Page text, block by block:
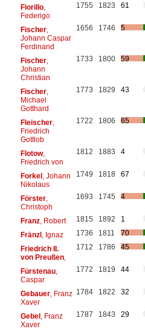
Fiorillo,
Federigo
1755 1823 61
Fischer,
Johann Caspar
Ferdinand
1656 1746 5
Fischer,
Johann
Christian
1733 1800 59
Fischer,
Michael
Gotthard
1773 1829 43
Fleischer,
Friedrich
Gottlob
1722 1806 65
Flotow,
Friedrich von
1812 1883 4
Forkel, Johann
Nikolaus
1749 1818 67
Förster,
Christoph
1693 1745 4
Franz, Robert 1815 1892
1
Fränzl, Ignaz 1736 1811
70
Friedrich II.
von Preußen,
1712 1786 45
Fürstenau,
Caspar
1772 1819 44
Gebauer, Franz
Xaver
1784 1822 32
Gebel, Franz
Xaver
1787 1843 29